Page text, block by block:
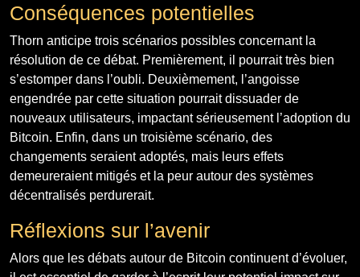
Conséquences potentielles
Thorn anticipe trois scénarios possibles concernant la
résolution de ce débat. Premièrement, il pourrait très bien
s’estomper dans l’oubli. Deuxièmement, l’angoisse
engendrée par cette situation pourrait dissuader de
nouveaux utilisateurs, impactant sérieusement l’adoption du
Bitcoin. Enfin, dans un troisième scénario, des
changements seraient adoptés, mais leurs effets
demeureraient mitigés et la peur autour des systèmes
décentralisés perdurerait.
Réflexions sur l’avenir
Alors que les débats autour de Bitcoin continuent d’évoluer,